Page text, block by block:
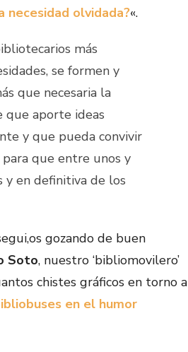
necesidad olvidada?«.
más
se formen y
que necesaria la
que aporte ideas
y que pueda convivir
que entre unos y
y en definitiva de los
gozando de buen
Soto, nuestro ‘bibliomovilero’
chistes gráficos en torno a
en el humor